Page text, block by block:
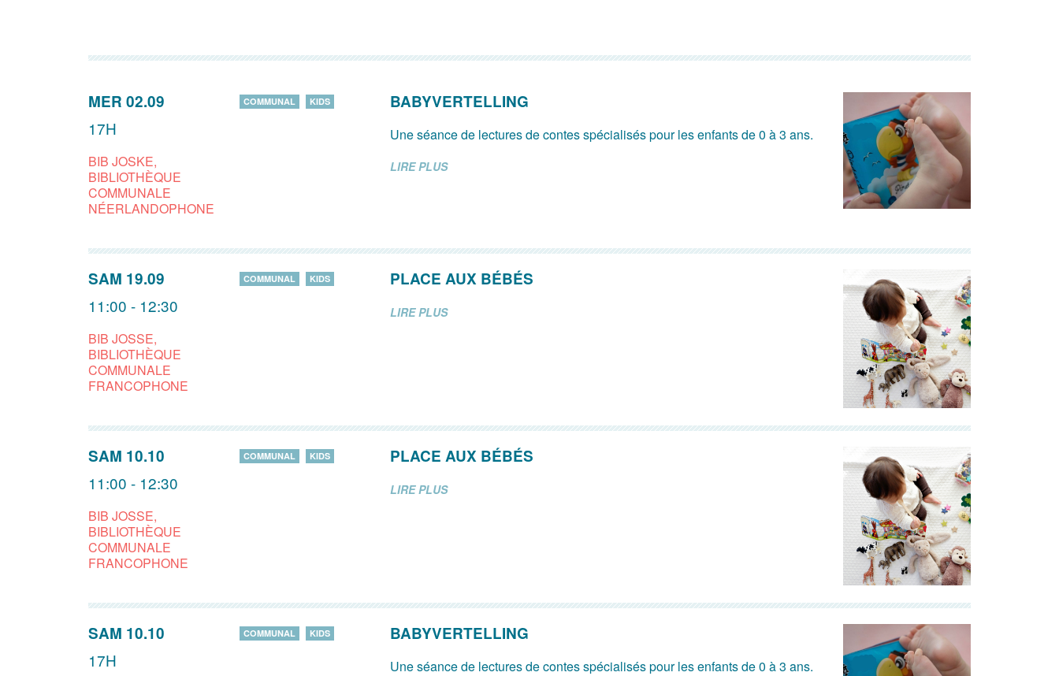
MER 02.09
17H
BIB JOSKE,
BIBLIOTHÈQUE
COMMUNALE
NÉERLANDOPHONE
COMMUNAL KIDS BABYVERTELLING
Une séance de lectures de contes spécialisés pour les enfants de 0 à 3 ans.
LIRE PLUS
SAM 19.09
11:00 - 12:30
BIB JOSSE,
BIBLIOTHÈQUE
COMMUNALE
FRANCOPHONE
COMMUNAL KIDS PLACE AUX BÉBÉS
LIRE PLUS
SAM 10.10
11:00 - 12:30
BIB JOSSE,
BIBLIOTHÈQUE
COMMUNALE
FRANCOPHONE
COMMUNAL KIDS PLACE AUX BÉBÉS
LIRE PLUS
SAM 10.10
17H
COMMUNAL KIDS BABYVERTELLING
Une séance de lectures de contes spécialisés pour les enfants de 0 à 3 ans.